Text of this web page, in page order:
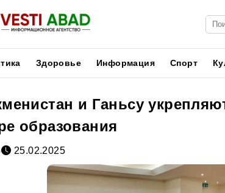
Здоровье Информация Спорт
и Ганьсу
образования
25.02.2025